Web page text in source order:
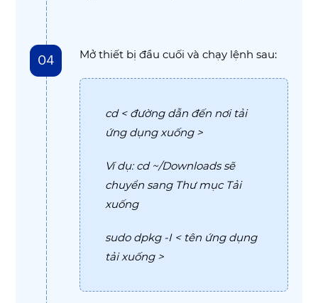
04 Mở thiết bị đầu cuối và chạy lệnh sau:
cd < đường dẫn đến nơi tải
ứng dụng xuống >
Ví dụ: cd ~/Downloads sẽ
chuyển sang Thư mục Tải
xuống
sudo dpkg -I < tên ứng dụng
tải xuống >